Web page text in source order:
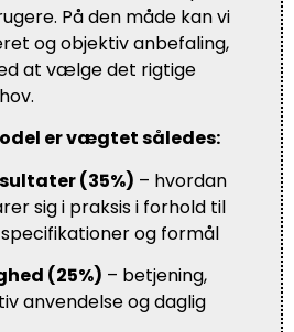
På den måde kan vi
og objektiv anbefaling,
at vælge det rigtige
er vægtet således:
(35%) – hvordan
sig i praksis i forhold til
og formål
(25%) – betjening,
anvendelse og daglig